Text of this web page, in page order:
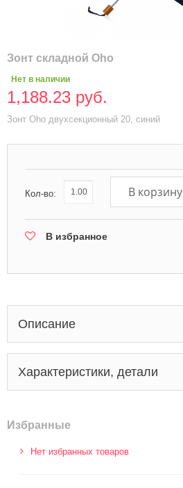
Зонт складной Oho
Нет в наличии
1,188.23 руб.
Зонт Oho двухсекционный 20, синий
Кол-во: В корзину
В избранное
Описание
Характеристики, детали
Избранные
Нет избранных товаров